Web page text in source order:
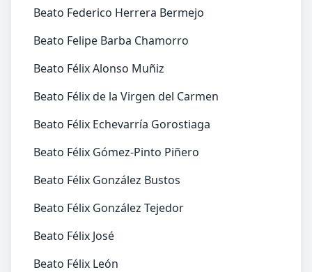
Beato Federico Herrera Bermejo
Beato Felipe Barba Chamorro
Beato Félix Alonso Muñiz
Beato Félix de la Virgen del Carmen
Beato Félix Echevarría Gorostiaga
Beato Félix Gómez-Pinto Piñero
Beato Félix González Bustos
Beato Félix González Tejedor
Beato Félix José
Beato Félix León